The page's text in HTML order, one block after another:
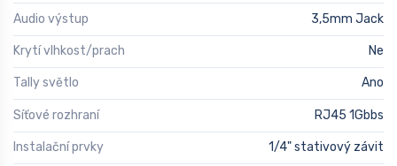
Audio výstup 3,5mm Jack
Krytí vlhkost/prach Ne
Tally světlo Ano
Síťové rozhraní RJ45 1Gbbs
Instalační prvky 1/4" stativový závit